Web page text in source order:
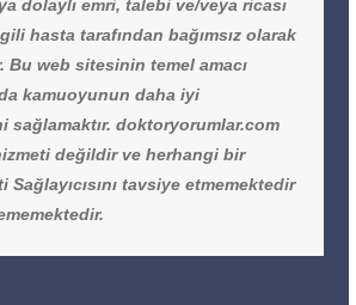
dolaylı emri, talebi ve/veya ricası
hasta tarafından bağımsız olarak
Bu web sitesinin temel amacı
kamuoyunun daha iyi
sağlamaktır. doktoryorumlar.com
değildir ve herhangi bir
Sağlayıcısını tavsiye etmemektedir